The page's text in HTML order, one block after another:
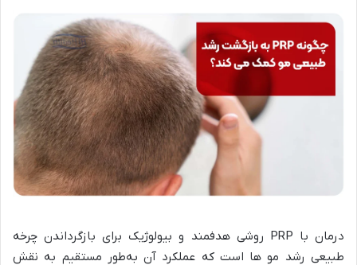
درمان با PRP روشی هدفمند و بیولوژیک برای بازگرداندن چرخه‌
طبیعی رشد مو ها است که عملکرد آن به‌طور مستقیم به نقش